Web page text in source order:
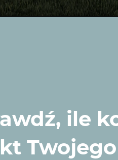
Nasze projekty są
i wygody na co
ile